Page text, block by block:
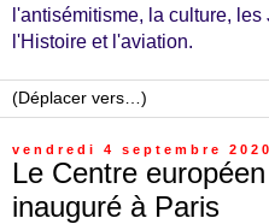
l'antisémitisme, la culture,
l'Histoire et l'aviation.
vendredi 4 septembre 2020
Le Centre
inauguré à Paris